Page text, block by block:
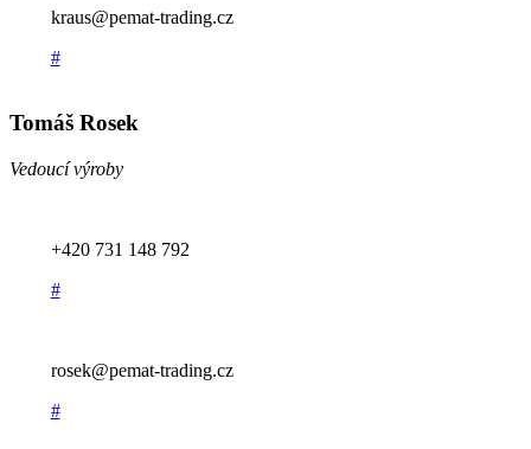
kraus@pemat-trading.cz
#
Tomáš Rosek
Vedoucí výroby
+420 731 148 792
#
rosek@pemat-trading.cz
#